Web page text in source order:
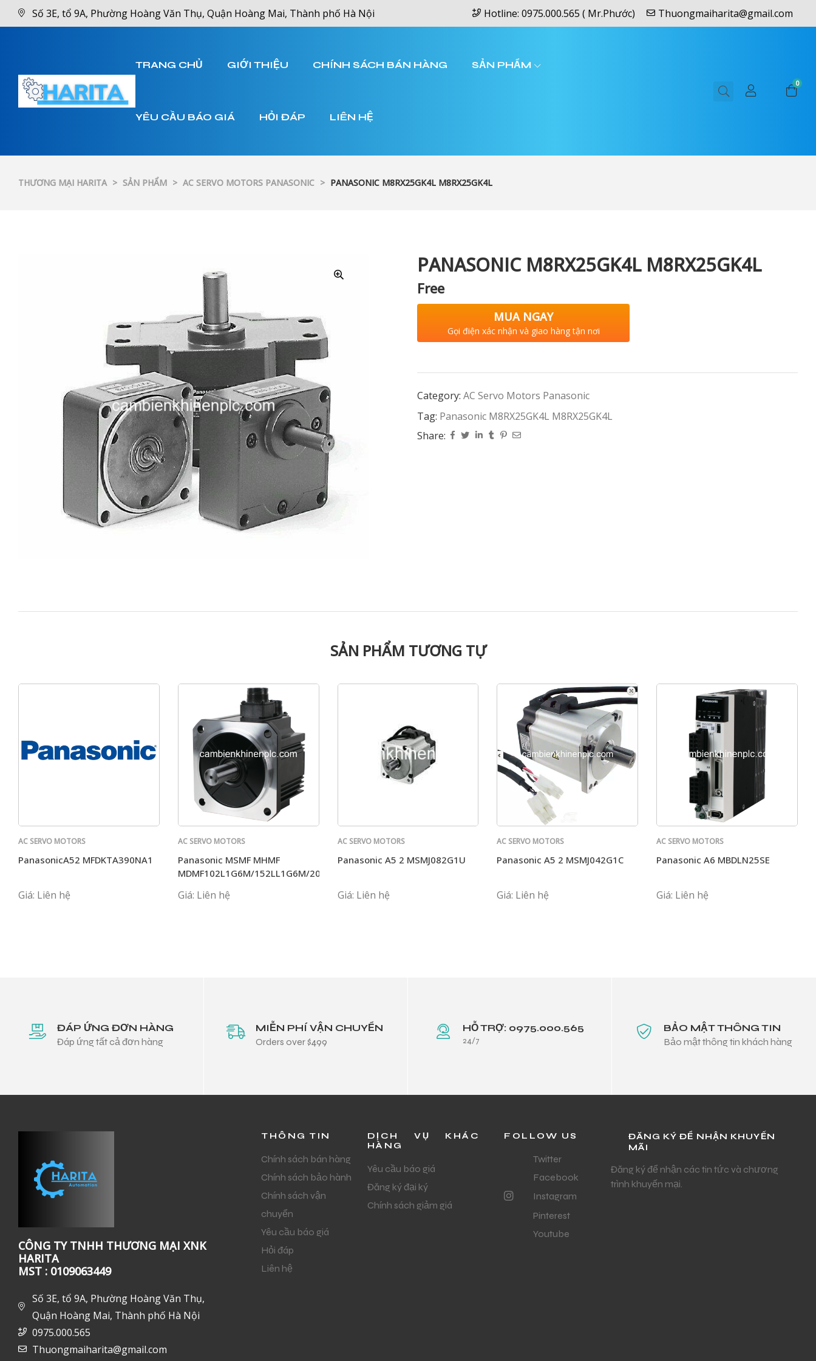
Số 3E, tổ 9A, Phường Hoàng Văn Thụ, Quận Hoàng Mai, Thành phố Hà Nội Hotline: 0975.000.565 ( Mr.Phước) Thuongmaiharita@gmail.com
TRANG CHỦ GIỚI THIỆU CHÍNH SÁCH BÁN HÀNG SẢN PHẨM
YÊU CẦU BÁO GIÁ HỎI ĐÁP LIÊN HỆ
0
THƯƠNG MẠI HARITA > SẢN PHẨM > AC SERVO MOTORS PANASONIC > PANASONIC M8RX25GK4L M8RX25GK4L
PANASONIC M8RX25GK4L M8RX25GK4L
Free
MUA NGAY
Gọi điện xác nhận và giao hàng tận nơi
Category: AC Servo Motors Panasonic
Tag: Panasonic M8RX25GK4L M8RX25GK4L
Share:
SẢN PHẨM TƯƠNG TỰ
AC SERVO MOTORS
PanasonicA52 MFDKTA390NA1
Giá: Liên hệ
AC SERVO MOTORS
Panasonic MSMF MHMF
MDMF102L1G6M/152LL1G6M/202L1G6M/L1H6M
Giá: Liên hệ
AC SERVO MOTORS
Panasonic A5 2 MSMJ082G1U
Giá: Liên hệ
AC SERVO MOTORS
Panasonic A5 2 MSMJ042G1C
Giá: Liên hệ
AC SERVO MOTORS
Panasonic A6 MBDLN25SE
Giá: Liên hệ
ĐÁP ỨNG ĐƠN HÀNG
Đáp ứng tất cả đơn hàng
MIỄN PHÍ VẬN CHUYỂN
Orders over $499
HỖ TRỢ: 0975.000.565
24/7
BẢO MẬT THÔNG TIN
Bảo mật thông tin khách hàng
CÔNG TY TNHH THƯƠNG MẠI XNK
HARITA
MST : 0109063449
Số 3E, tổ 9A, Phường Hoàng Văn Thụ,
Quận Hoàng Mai, Thành phố Hà Nội
0975.000.565
Thuongmaiharita@gmail.com
THÔNG TIN
Chính sách bán hàng
Chính sách bảo hành
Chính sách vận
chuyển
Yêu cầu báo giá
Hỏi đáp
Liên hệ
DỊCH VỤ KHÁC
HÀNG
Yêu cầu báo giá
Đăng ký đại ký
Chính sách giảm giá
FOLLOW US
Twitter
Facebook
Instagram
Pinterest
Youtube
ĐĂNG KÝ ĐỂ NHẬN KHUYẾN
MÃI
Đăng ký để nhận các tin tức và chương
trình khuyến mại.